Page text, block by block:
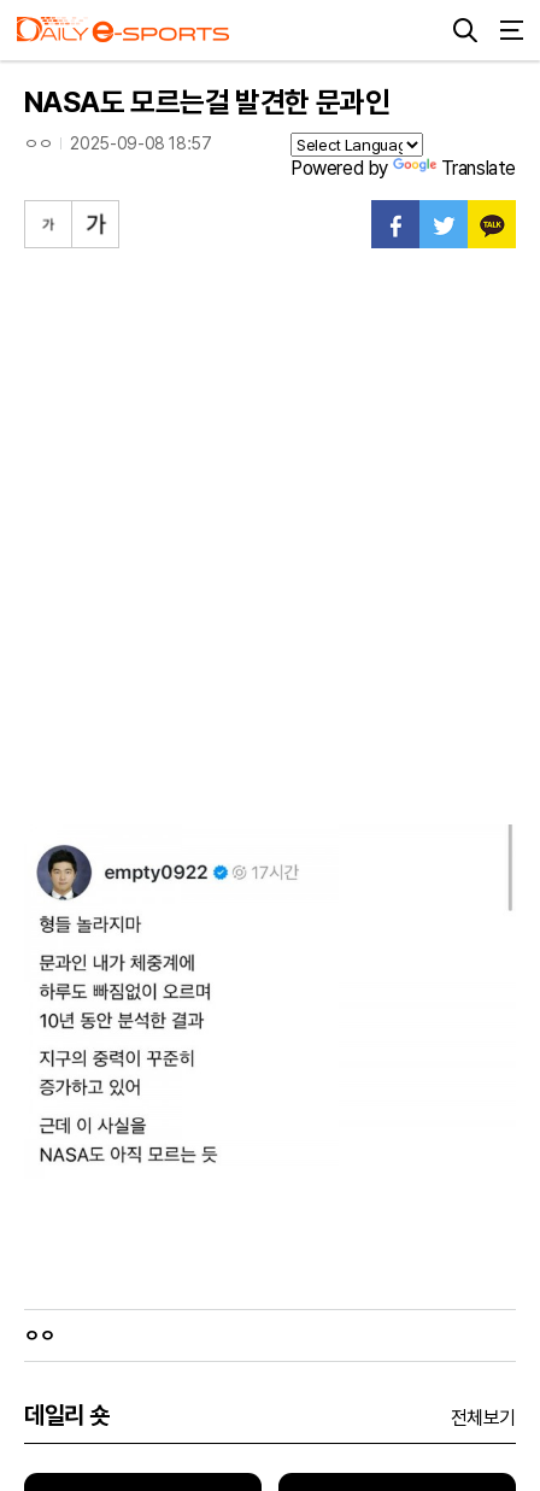
NASA도 모르는걸 발견한 문과인
ㅇㅇ 2025-09-08 18:57
Powered by Translate
ㅇㅇ
데일리 숏 전체보기